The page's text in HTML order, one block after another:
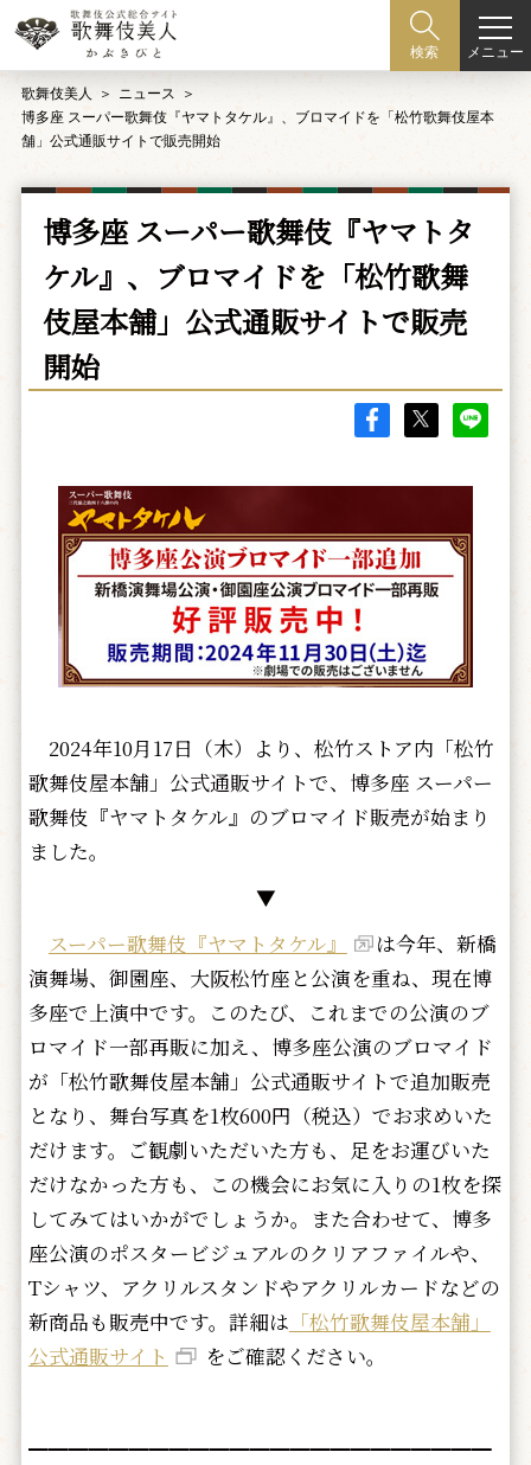
検索 メニュー
歌舞伎美人
ニュース
博多座 スーパー歌舞伎『ヤマトタケル』、ブロマイドを「松竹歌舞伎屋本
舗」公式通販サイトで販売開始
博多座 スーパー歌舞伎『ヤマトタ
ケル』、ブロマイドを「松竹歌舞
伎屋本舗」公式通販サイトで販売
開始
2024年10月17日（木）より、松竹ストア内「松竹
歌舞伎屋本舗」公式通販サイトで、博多座 スーパー
歌舞伎『ヤマトタケル』のブロマイド販売が始まり
ました。
▼
スーパー歌舞伎『ヤマトタケル』
は今年、新橋
演舞場、御園座、大阪松竹座と公演を重ね、現在博
多座で上演中です。このたび、これまでの公演のブ
ロマイド一部再販に加え、博多座公演のブロマイド
が「松竹歌舞伎屋本舗」公式通販サイトで追加販売
となり、舞台写真を1枚600円（税込）でお求めいた
だけます。ご観劇いただいた方も、足をお運びいた
だけなかった方も、この機会にお気に入りの1枚を探
してみてはいかがでしょうか。また合わせて、博多
座公演のポスタービジュアルのクリアファイルや、
Tシャツ、アクリルスタンドやアクリルカードなどの
新商品も販売中です。詳細は 「松竹歌舞伎屋本舗」
公式通販サイト
をご確認ください。
━━━━━━━━━━━━━━━━━━━━━━━